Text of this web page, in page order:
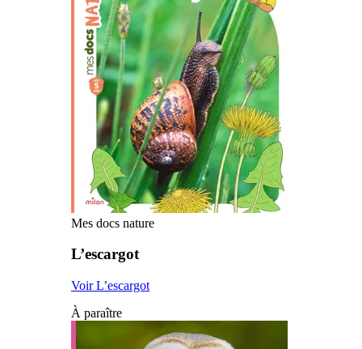
Mes docs nature
L’escargot
Voir L’escargot
À paraître